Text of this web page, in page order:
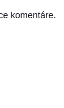
komentáre.